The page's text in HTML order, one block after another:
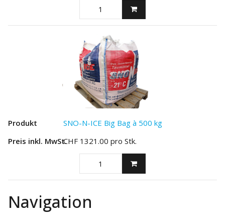
Navigation
SNO-N-ICE Big Bag à 500 kg
CHF 1321.00 pro Stk.